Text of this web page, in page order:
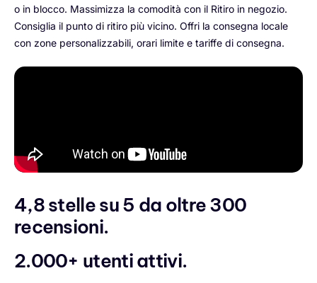
o in blocco. Massimizza la comodità con il Ritiro in negozio.
Consiglia il punto di ritiro più vicino. Offri la consegna locale
con zone personalizzabili, orari limite e tariffe di consegna.
4,8 stelle su 5 da oltre 300
recensioni.
2.000+ utenti attivi.